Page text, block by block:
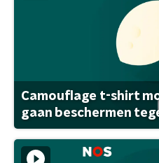
Camouflage t-shirt
gaan beschermen